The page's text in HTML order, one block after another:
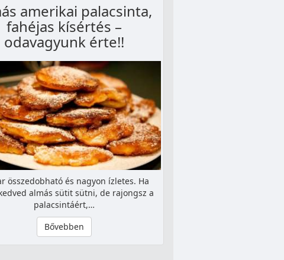
amerikai palacsinta,
fahéjas kísértés –
odavagyunk érte!!
összedobható és nagyon ízletes. Ha
almás sütit sütni, de rajongsz a
palacsintáért,…
Bővebben